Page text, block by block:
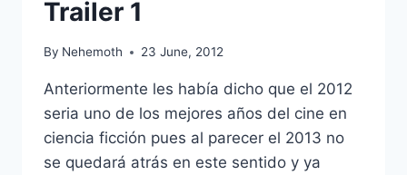
Trailer 1
By Nehemoth 23 June, 2012
Anteriormente les había dicho que el 2012
seria uno de los mejores años del cine en
ciencia ficción pues al parecer el 2013 no
se quedará atrás en este sentido y ya